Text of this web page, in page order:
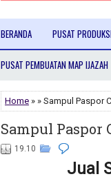
BERANDA PUSAT
PUSAT PEMBUATAN MAP IJAZAH
Home » » Sampul Paspor
Sampul Paspor
19.10
Jual